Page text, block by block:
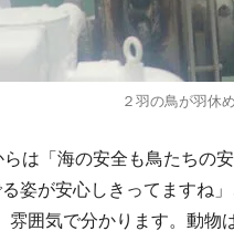
２羽の鳥が羽休
は「海の安全も鳥たちの
る姿が安心しきってますね
雰囲気で分かります。動物